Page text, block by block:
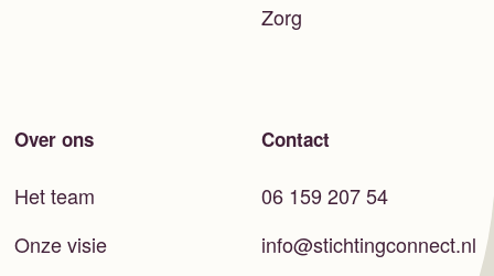
Zorg
Over ons
Het team
Onze visie
Contact
06 159 207 54
info@stichtingconnect.nl